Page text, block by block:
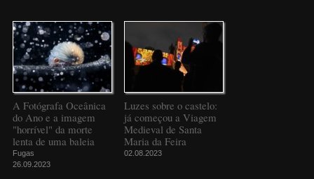
A Fotógrafa Oceânica
do Ano e a imagem
"horrível" da morte
lenta de uma baleia
Fugas
26.09.2023
Luzes sobre o castelo:
já começou a Viagem
Medieval de Santa
Maria da Feira
02.08.2023